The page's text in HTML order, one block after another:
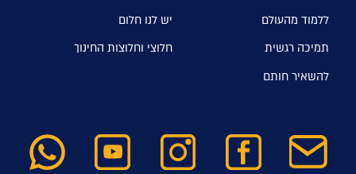
ללמוד מהעולם
יש לנו חלום
תמיכה רגשית
חלוצי וחלוצות החינוך
להשאיר חותם